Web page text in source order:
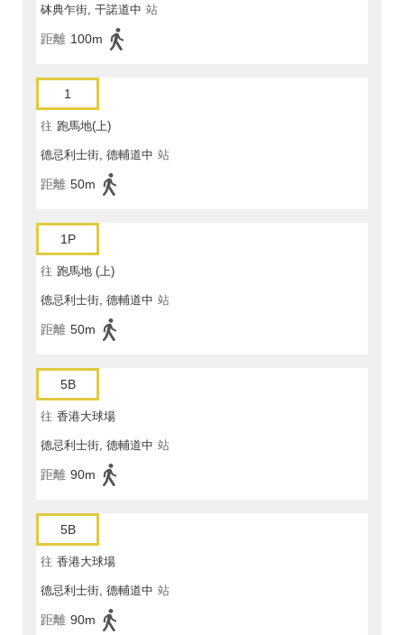
砵典乍街, 干諾道中 站
距離 100m
1
往 跑馬地(上)
德忌利士街, 德輔道中 站
距離 50m
1P
往 跑馬地 (上)
德忌利士街, 德輔道中 站
距離 50m
5B
往 香港大球場
德忌利士街, 德輔道中 站
距離 90m
5B
往 香港大球場
德忌利士街, 德輔道中 站
距離 90m